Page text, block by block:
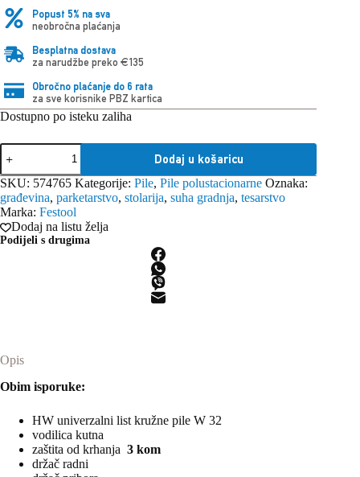
Popust 5% na sva
neobročna plaćanja
Besplatna dostava
za narudžbe preko €135
Obročno plaćanje do 6 rata
za sve korisnike PBZ kartica
Dostupno po isteku zaliha
Festool
pila
kružna
stolna
CS
50
EBG
količina
Dodaj u košaricu
SKU: 574765 Kategorije: Pile, Pile polustacionarne Oznaka:
građevina, parketarstvo, stolarija, suha gradnja, tesarstvo
Marka: Festool
Dodaj na listu želja
Podijeli s drugima
Opis
Obim isporuke:
HW univerzalni list kružne pile W 32
vodilica kutna
zaštita od krhanja 3 kom
držač radni